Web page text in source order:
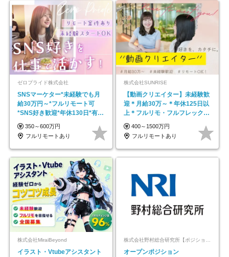
ゼロプライド株式会社
SNSマーケター*未経験でも月
給30万円～*フルリモート可
*SNS好き歓迎*年休130日*有休
取得率100%
350～600万円
フルリモートあり
株式会社SUNRISE
【動画クリエイター】未経験歓
迎＊月給30万～＊年休125日以
上＊フルリモ・フルフレックス
◆10名の採用が決定◆
400～1500万円
フルリモートあり
株式会社MiraiBeyond
イラスト・Vtubeアシスタント
株式会社野村総合研究所【ポジションマッチ登録】
オープンポジション